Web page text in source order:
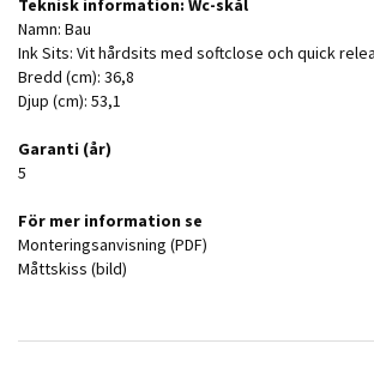
Teknisk information: Wc-skål
Namn: Bau
Ink Sits: Vit hårdsits med softclose och quick
Bredd (cm): 36,8
Djup (cm): 53,1
Garanti (år)
5
För mer information se
Monteringsanvisning (PDF)
Måttskiss (bild)